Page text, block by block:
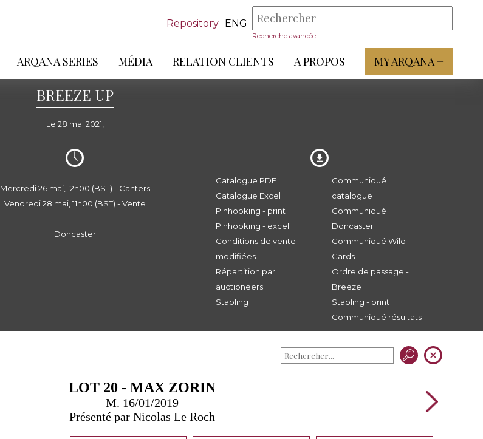
Repository ENG
Recherche avancée
ARQANA SERIES MÉDIA RELATION CLIENTS A PROPOS MY ARQANA +
BREEZE UP
Le 28 mai 2021,
Mercredi 26 mai, 12h00 (BST) - Canters
Vendredi 28 mai, 11h00 (BST) - Vente
Doncaster
Catalogue PDF
Catalogue Excel
Pinhooking - print
Pinhooking - excel
Conditions de vente
modifiées
Répartition par
auctioneers
Stabling
Communiqué
catalogue
Communiqué
Doncaster
Communiqué Wild
Cards
Ordre de passage -
Breeze
Stabling - print
Communiqué résultats
LOT 20 - MAX ZORIN
M. 16/01/2019
Présenté par Nicolas Le Roch